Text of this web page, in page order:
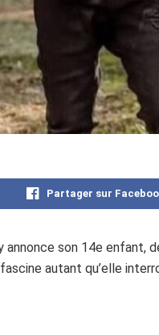
Partager sur
annonce son 14e
autant qu’elle